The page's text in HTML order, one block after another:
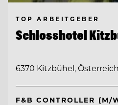
TOP ARBEITGEBER
Schlosshotel
6370 Kitzbühel, Österreich
F&B CONTROLLER (M/